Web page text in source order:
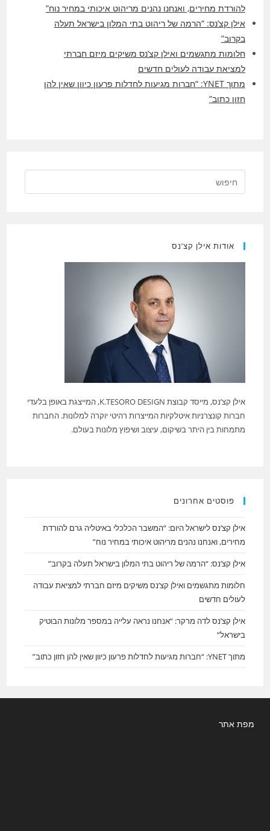
להורדת מחירים, ואנחנו נהנים מריהוט איכותי במחיר נוח”
אילן קצ’נס: “הרמה של ריהוט בתי המלון בישראל תעלה
בקרוב”
חלומות מתגשמים ואילן קצ’נס משיקים מיזם חברתי
למציאת עבודה לעולים חדשים
מתוך YNET: “חברות מגיעות לחדלות פרעון כיוון שאין להן
חזון כתוב”
אודות אילן קצ’נס
אילן קצ’נס, מייסד קבוצת K.TESORO DESIGN, המייצגת באופן בלעדי
חברות קונצרניות איטלקיות המייצרות רהיטי יוקרה למלונות. החברות
מתמחות בין היתר בשיקום, עיצוב ושיפוץ מלונות בעולם.
פוסטים אחרונים
אילן קצ’נס לישראל היום: “המשבר הכלכלי באיטליה גרם להורדת
מחירים, ואנחנו נהנים מריהוט איכותי במחיר נוח”
אילן קצ’נס: “הרמה של ריהוט בתי המלון בישראל תעלה בקרוב”
חלומות מתגשמים ואילן קצ’נס משיקים מיזם חברתי למציאת עבודה
לעולים חדשים
אילן קצ’נס לדה מרקר: “אנחנו נראה עלייה במספר מלונות הבוטיק
בישראל”
מתוך YNET: “חברות מגיעות לחדלות פרעון כיוון שאין להן חזון כתוב”
מפת אתר